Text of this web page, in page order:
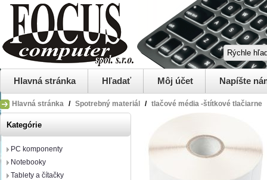
Hlavná stránka Hľadať Môj účet Napíšte
Hlavná stránka / Spotrebný materiál / tlačové média -štítkové tlačiarne
Kategórie
PC komponenty
Notebooky
Tablety a čítačky